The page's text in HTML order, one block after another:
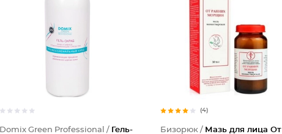
Domix Green Professional / Гель-
(4)
Бизорюк / Мазь для лица От